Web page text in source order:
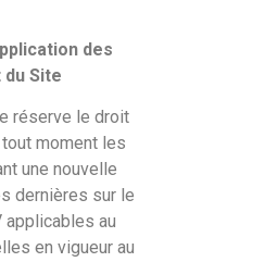
des
du Site
réserve le droit
moment les
une nouvelle
dernières sur le
applicables au
en vigueur au